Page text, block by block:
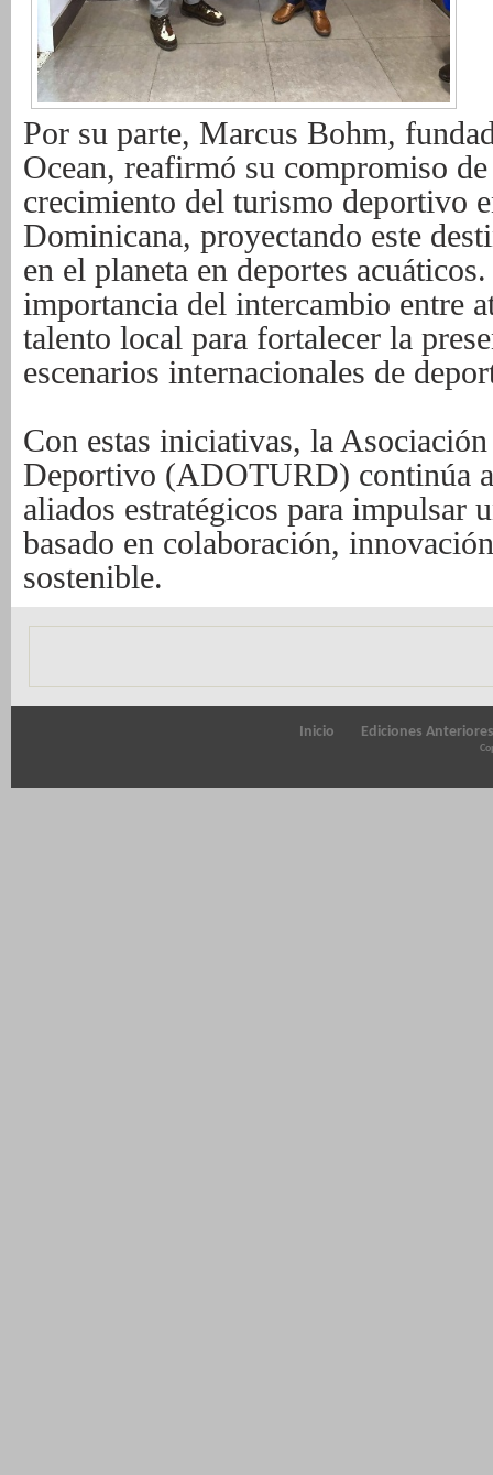
Por su parte, Marcus Bohm,
Ocean, reafirmó su compromiso
crecimiento del turismo deportivo
Dominicana, proyectando este
en el planeta en deportes
importancia del intercambio entre
talento local para fortalecer la
escenarios internacionales de
Con estas iniciativas, la
Deportivo (ADOTURD) continúa
aliados estratégicos para impulsar
basado en colaboración,
sostenible.
Inicio Ediciones Anteriores